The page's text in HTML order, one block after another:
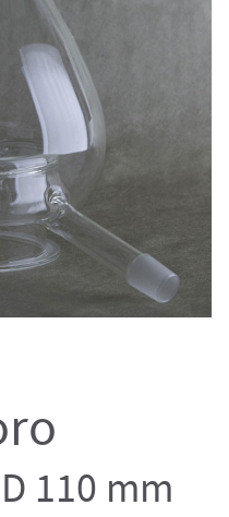
110 mm